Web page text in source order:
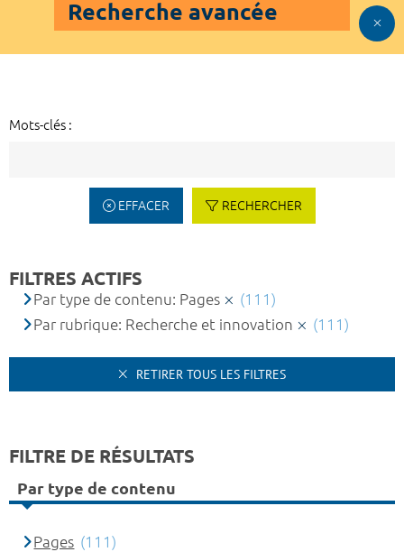
Recherche avancée
Mots-clés :
EFFACER RECHERCHER
FILTRES ACTIFS
Par type de contenu: Pages
(111)
Par rubrique: Recherche et innovation
(111)
RETIRER TOUS LES FILTRES
FILTRE DE RÉSULTATS
Par type de contenu
Pages (111)